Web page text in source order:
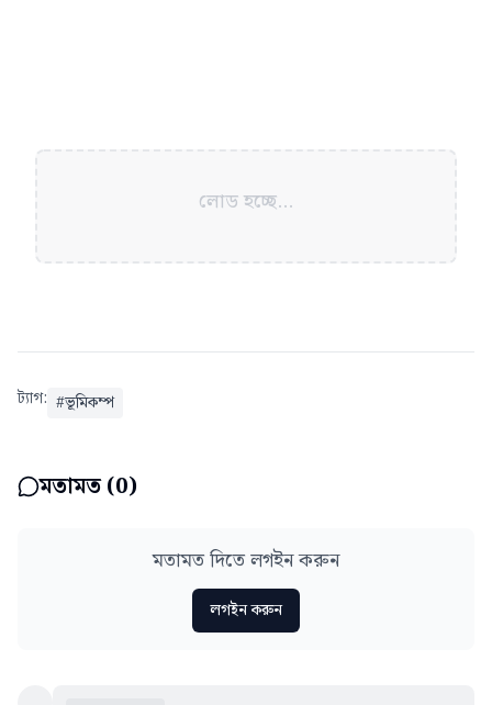
লোড হচ্ছে...
ট্যাগ: #ভূমিকম্প
মতামত (0)
মতামত দিতে লগইন করুন
লগইন করুন